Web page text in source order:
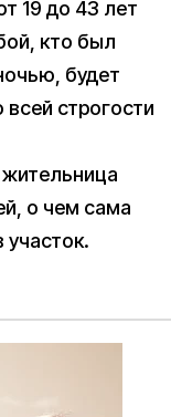
19 до 43 лет
кто был
будет
всей строгости
жительница
о чем сама